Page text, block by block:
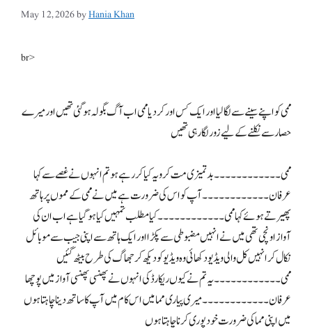
May 12, 2026byHania Khan
br>
ممی کو اپنے سینے سے لگا لیا اور ایک کس اور کر دیا ممی اب آگ بگولہ ہو گئی تھیں اور میرے
حصار سے نکلنے کے لیے زور لگا رہی تھیں
ممی۔۔۔۔۔۔۔۔۔۔۔۔ بدتمیزی مت کرو یہ کیا کر رہے ہو تم انہوں نے غصے سے کہا
عرفان۔۔۔۔۔۔۔۔۔۔۔۔ آپ کو اس کی ضرورت ہے میں نے ممی کے مموں پر ہاتھ
پھیرتے ہوئے کہا ممی۔۔۔۔۔۔۔۔۔۔۔۔ کیا مطلب تمہیں کیا ہو گیا ہے اب ان کی
آواز اونچی تھی میں نے انہیں مضبوطی سے پکڑا اور ایک ہاتھ سے اپنی جیب سے موبائل
نکال کر انہیں کل والی ویڈیو دکھائی وہ ویڈیو کو دیکھ کر جھاگ کی طرح بیٹھ گئیں
ممی۔۔۔۔۔۔۔۔۔۔۔۔ یہ تم نے کیوں ریکارڈ کی انہوں نے پھنسی پھنسی آواز میں پوچھا
عرفان۔۔۔۔۔۔۔۔۔۔۔۔ میری پیاری مما میں اس کام میں آپ کا ساتھ دینا چاہتا ہوں
میں اپنی مما کی ضرورت خود پوری کرنا چاہتا ہوں